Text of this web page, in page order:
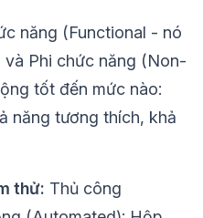
năng (Functional - nó
Phi chức năng (Non-
tốt đến mức nào:
năng tương thích, khả
thử: Thủ công